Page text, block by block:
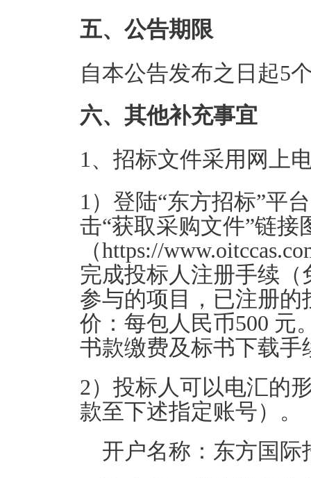
五、公告期限
自本公告发布之日起5
六、其他补充事宜
1、招标文件采用网上
1 ） 登陆“东方招标”平
击“获取采购文件”链
（https://
完成投标人注册手续
参与的项目，已注册
价：每包人民币500 元
书款缴费及标书下载手
2）投标人可以电汇的
款至下述指定账号）。
开户名称：东方国际